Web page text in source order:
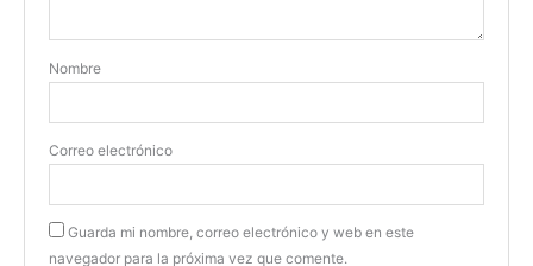
Nombre
Correo electrónico
Guarda mi nombre, correo electrónico y web en este
navegador para la próxima vez que comente.